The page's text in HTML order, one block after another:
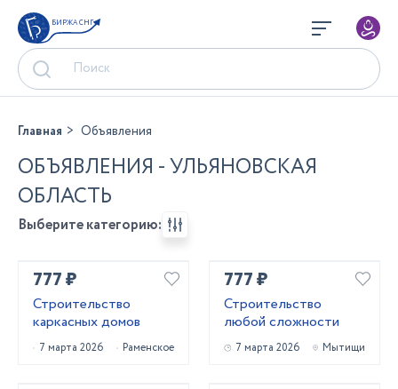
БИРЖА СНГ
Главная Объявления
ОБЪЯВЛЕНИЯ - УЛЬЯНОВСКАЯ
ОБЛАСТЬ
Выберите категорию:
777 ₽
Строительство
каркасных домов
7 марта 2026 Раменское
777 ₽
Строительство
любой сложности
7 марта 2026 Мытищи